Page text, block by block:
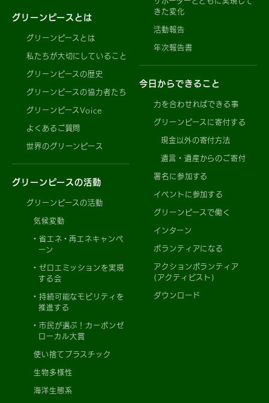
グリーンピースとは
グリーンピースとは
私たちが大切にしていること
グリーンピースの歴史
グリーンピースの協力者たち
グリーンピースVoice
よくあるご質問
世界のグリーンピース
グリーンピースの活動
グリーンピースの活動
気候変動
省エネ・再エネキャンペ
ーン
ゼロエミッションを実現
する会
持続可能なモビリティを
推進する
市民が選ぶ！カーボンゼ
ローカル大賞
使い捨てプラスチック
生物多様性
海洋生態系
きた変化
活動報告
年次報告書
今日からできること
力を合わせればできる事
グリーンピースに寄付する
現金以外の寄付方法
遺言・遺産からのご寄付
署名に参加する
イベントに参加する
グリーンピースで働く
インターン
ボランティアになる
アクションボランティア
(アクティビスト)
ダウンロード